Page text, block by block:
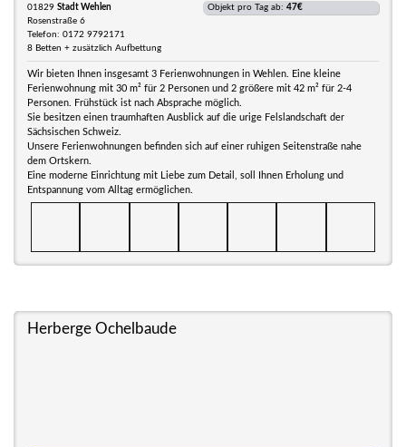
01829 Stadt Wehlen
Rosenstraße 6
Telefon: 0172 9792171
8 Betten + zusätzlich Aufbettung
Objekt pro Tag ab: 47€
Wir bieten Ihnen insgesamt 3 Ferienwohnungen in Wehlen. Eine kleine
Ferienwohnung mit 30 m² für 2 Personen und 2 größere mit 42 m² für 2-4
Personen. Frühstück ist nach Absprache möglich.
Sie besitzen einen traumhaften Ausblick auf die urige Felslandschaft der
Sächsischen Schweiz.
Unsere Ferienwohnungen befinden sich auf einer ruhigen Seitenstraße nahe
dem Ortskern.
Eine moderne Einrichtung mit Liebe zum Detail, soll Ihnen Erholung und
Entspannung vom Alltag ermöglichen.
Herberge Ochelbaude